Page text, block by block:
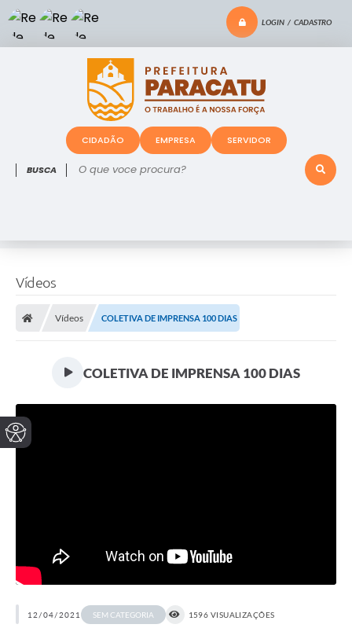
LOGIN / CADASTRO
O que voce procura?
CIDADÃO EMPRESA SERVIDOR
Vídeos
Vídeos COLETIVA DE IMPRENSA 100 DIAS
COLETIVA DE IMPRENSA 100 DIAS
12/04/2021 SEM CATEGORIA 1596 VISUALIZAÇÕES